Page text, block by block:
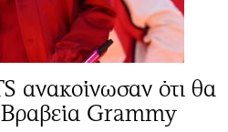
ανακοίνωσαν ότι θα
Grammy